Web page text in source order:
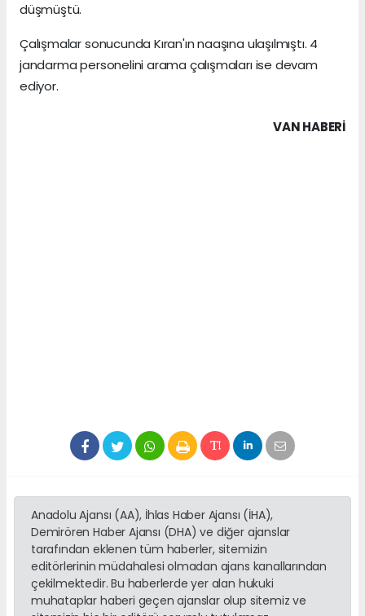
düşmüştü.
Çalışmalar sonucunda Kıran'ın naaşına ulaşılmıştı. 4
jandarma personelini arama çalışmaları ise devam
ediyor.
VAN HABERİ
Anadolu Ajansı (AA), İhlas Haber Ajansı (İHA),
Demirören Haber Ajansı (DHA) ve diğer ajanslar
tarafından eklenen tüm haberler, sitemizin
editörlerinin müdahalesi olmadan ajans kanallarından
çekilmektedir. Bu haberlerde yer alan hukuki
muhataplar haberi geçen ajanslar olup sitemiz ve